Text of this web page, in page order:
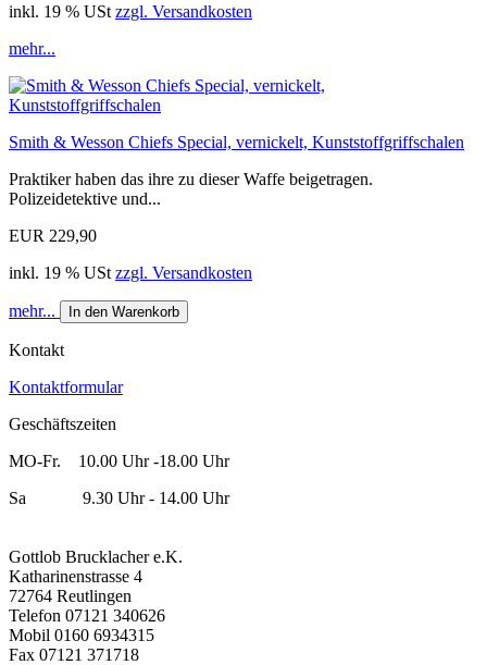
inkl. 19 % USt zzgl. Versandkosten
mehr...
Smith & Wesson Chiefs Special, vernickelt, Kunststoffgriffschalen
Praktiker haben das ihre zu dieser Waffe beigetragen.
Polizeidetektive und...
EUR 229,90
inkl. 19 % USt zzgl. Versandkosten
mehr... In den Warenkorb
Kontakt
Kontaktformular
Geschäftszeiten
MO-Fr. 10.00 Uhr -18.00 Uhr
Sa 9.30 Uhr - 14.00 Uhr
Gottlob Brucklacher e.K.
Katharinenstrasse 4
72764 Reutlingen
Telefon 07121 340626
Mobil 0160 6934315
Fax 07121 371718